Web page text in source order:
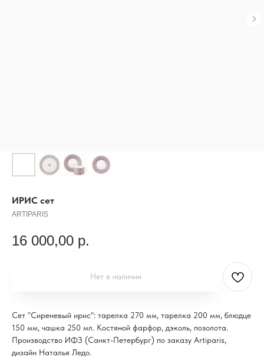
ИРИС сет
ARTIPARIS
16 000,00 р.
Нет в наличии
Сет "Сиреневый ирис": тарелка 270 мм, тарелка 200 мм, блюдце
150 мм, чашка 250 мл. Костяной фарфор, дэколь, позолота.
Производство ИФЗ (Санкт-Петербург) по заказу Artiparis,
дизайн Наталья Ледо.